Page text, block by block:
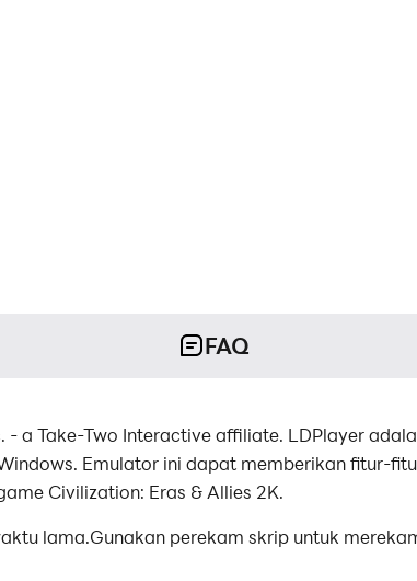
FAQ
a Take-Two Interactive affiliate. LDPlayer
Emulator ini dapat memberikan fitur-
Civilization: Eras & Allies 2K.
lama.Gunakan perekam skrip untuk
cepat dan sekaligus membuat pengumpulan